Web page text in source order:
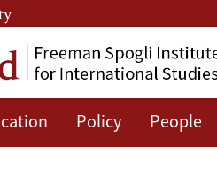
Policy People